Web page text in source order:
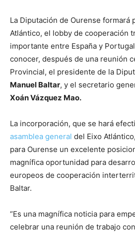
La Diputación de Ourense formará
Atlántico, el lobby de cooperación
importante entre España y
conocer, después de una reunión
Provincial, el presidente de la
Manuel Baltar, y el secretario
Xoán Vázquez Mao.
La incorporación, que se hará
asamblea general del Eixo
para Ourense un excelente
magnífica oportunidad para
europeos de cooperación
Baltar.
“Es una magnífica noticia para
celebrar una reunión de trabajo